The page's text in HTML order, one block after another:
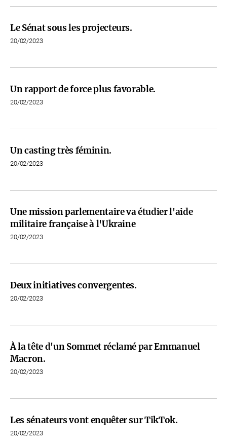
Le Sénat sous les projecteurs.
20/02/2023
Un rapport de force plus favorable.
20/02/2023
Un casting très féminin.
20/02/2023
Une mission parlementaire va étudier l'aide
militaire française à l'Ukraine
20/02/2023
Deux initiatives convergentes.
20/02/2023
À la tête d'un Sommet réclamé par Emmanuel
Macron.
20/02/2023
Les sénateurs vont enquêter sur TikTok.
20/02/2023